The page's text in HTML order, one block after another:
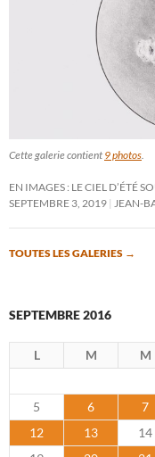
Cette galerie contient 9 photos
EN IMAGES : LE CIEL D’ÉTÉ
SEPTEMBRE 3, 2019
JEAN-
TOUTES LES GALERIES →
SEPTEMBRE 2016
L M M
5
6 7
12
13 14